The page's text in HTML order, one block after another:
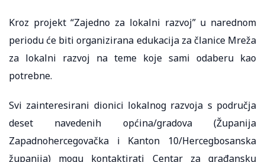
Kroz projekt “Zajedno za lokalni razvoj” u narednom
periodu će biti organizirana edukacija za članice Mreža
za lokalni razvoj na teme koje sami odaberu kao
potrebne.
Svi zainteresirani dionici lokalnog razvoja s područja
deset navedenih općina/gradova (Županija
Zapadnohercegovačka i Kanton 10/Hercegbosanska
županija) mogu kontaktirati Centar za građansku